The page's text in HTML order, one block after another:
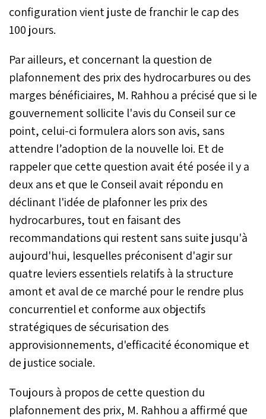
configuration vient juste de franchir le cap des
100 jours.
Par ailleurs, et concernant la question de
plafonnement des prix des hydrocarbures ou des
marges bénéficiaires, M. Rahhou a précisé que si le
gouvernement sollicite l'avis du Conseil sur ce
point, celui-ci formulera alors son avis, sans
attendre l’adoption de la nouvelle loi. Et de
rappeler que cette question avait été posée il y a
deux ans et que le Conseil avait répondu en
déclinant l'idée de plafonner les prix des
hydrocarbures, tout en faisant des
recommandations qui restent sans suite jusqu'à
aujourd'hui, lesquelles préconisent d'agir sur
quatre leviers essentiels relatifs à la structure
amont et aval de ce marché pour le rendre plus
concurrentiel et conforme aux objectifs
stratégiques de sécurisation des
approvisionnements, d'efficacité économique et
de justice sociale.
Toujours à propos de cette question du
plafonnement des prix, M. Rahhou a affirmé que